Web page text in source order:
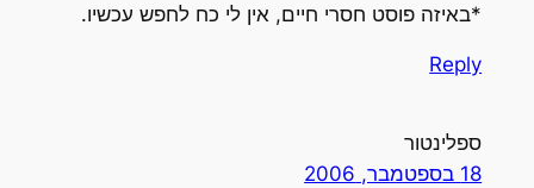
*באיזה פוסט חסרי חיים, אין לי כח לחפש עכשיו.
Reply
ספלינטור
18 בספטמבר, 2006